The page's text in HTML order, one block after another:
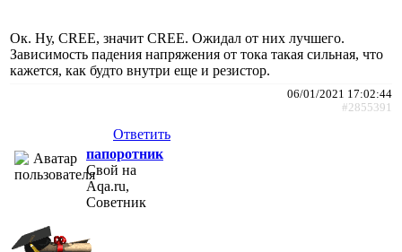
Ок. Ну, CREE, значит CREE. Ожидал от них лучшего.
Зависимость падения напряжения от тока такая сильная, что
кажется, как будто внутри еще и резистор.
06/01/2021 17:02:44
#2855391
Ответить
папоротник
Свой на
Aqa.ru,
Советник